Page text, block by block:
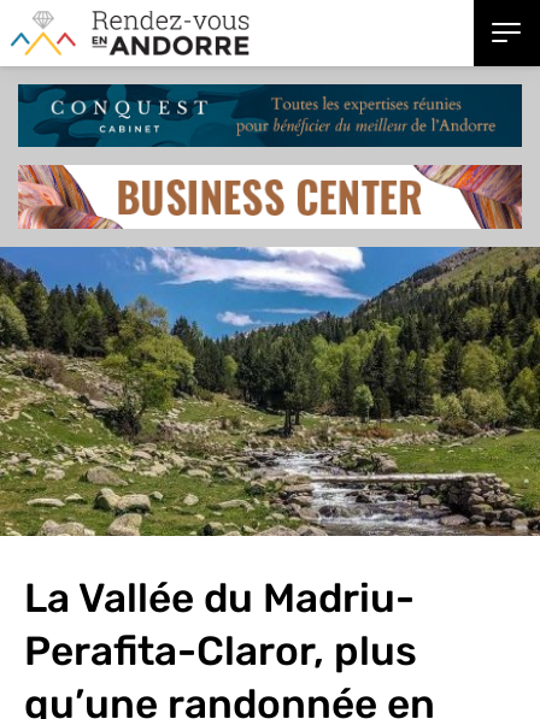
La Vallée du Madriu-
Perafita-Claror, plus
qu’une randonnée en